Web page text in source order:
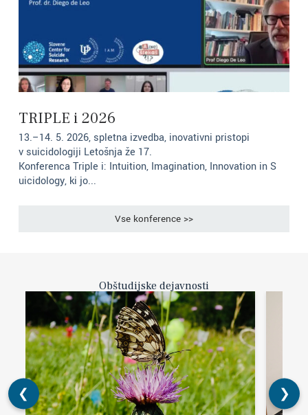
TRIPLE i 2026
13.–14. 5. 2026, spletna izvedba, inovativni pristopi
v suicidologiji Letošnja že 17.
Konferenca Triple i: Intuition, Imagination, Innovation in S
uicidology, ki jo...
Vse konference >>
Obštudijske dejavnosti
❮ ❯